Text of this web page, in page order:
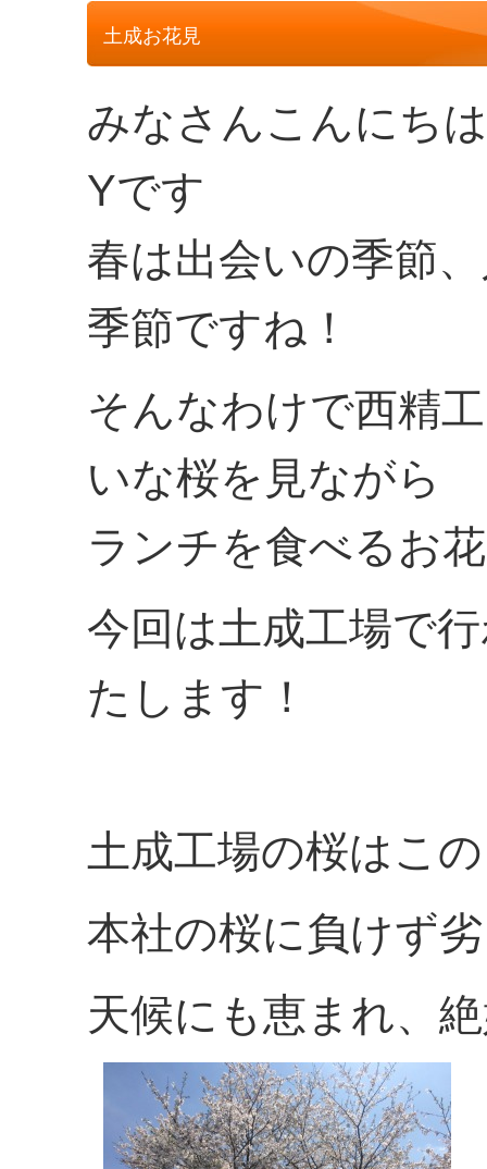
土成お花見
みなさんこんにち
Yです
春は出会いの季節
季節ですね！
そんなわけで西精
いな桜を見ながら
ランチを食べるお
今回は土成工場で
たします！
土成工場の桜はこ
本社の桜に負けず
天候にも恵まれ、